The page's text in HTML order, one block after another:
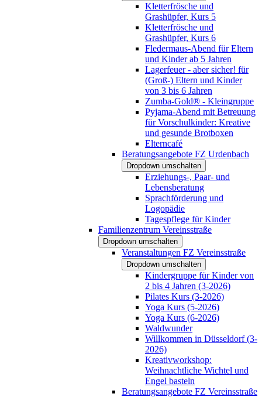
Kletterfrösche und
Grashüpfer, Kurs 5
Kletterfrösche und
Grashüpfer, Kurs 6
Fledermaus-Abend für Eltern
und Kinder ab 5 Jahren
Lagerfeuer - aber sicher! für
(Groß-) Eltern und Kinder
von 3 bis 6 Jahren
Zumba-Gold® - Kleingruppe
Pyjama-Abend mit Betreuung
für Vorschulkinder: Kreative
und gesunde Brotboxen
Elterncafé
Beratungsangebote FZ Urdenbach
Dropdown umschalten
Erziehungs-, Paar- und
Lebensberatung
Sprachförderung und
Logopädie
Tagespflege für Kinder
Familienzentrum Vereinsstraße
Dropdown umschalten
Veranstaltungen FZ Vereinsstraße
Dropdown umschalten
Kindergruppe für Kinder von
2 bis 4 Jahren (3-2026)
Pilates Kurs (3-2026)
Yoga Kurs (5-2026)
Yoga Kurs (6-2026)
Waldwunder
Willkommen in Düsseldorf (3-
2026)
Kreativworkshop:
Weihnachtliche Wichtel und
Engel basteln
Beratungsangebote FZ Vereinsstraße